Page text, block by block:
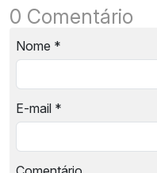
0 Comentário
Nome *
E-mail *